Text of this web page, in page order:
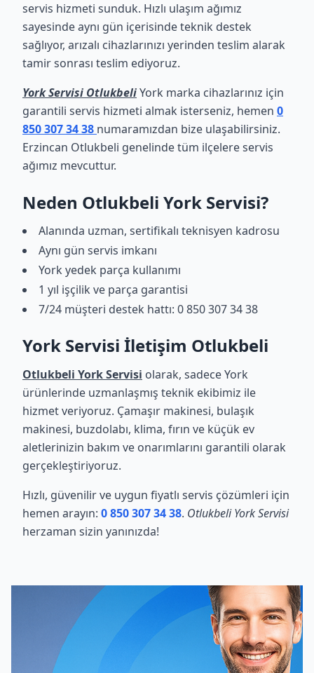
servis hizmeti sunduk. Hızlı ulaşım ağımız
sayesinde aynı gün içerisinde teknik destek
sağlıyor, arızalı cihazlarınızı yerinden teslim alarak
tamir sonrası teslim ediyoruz.
York Servisi OtlukbeliYork marka cihazlarınız için
garantili servis hizmeti almak isterseniz, hemen 0
850 307 34 38 numaramızdan bize ulaşabilirsiniz.
Erzincan Otlukbeli genelinde tüm ilçelere servis
ağımız mevcuttur.
Neden Otlukbeli York Servisi?
Alanında uzman, sertifikalı teknisyen kadrosu
Aynı gün servis imkanı
York yedek parça kullanımı
1 yıl işçilik ve parça garantisi
7/24 müşteri destek hattı: 0 850 307 34 38
York Servisi İletişim Otlukbeli
Otlukbeli York Servisi olarak, sadece York
ürünlerinde uzmanlaşmış teknik ekibimiz ile
hizmet veriyoruz. Çamaşır makinesi, bulaşık
makinesi, buzdolabı, klima, fırın ve küçük ev
aletlerinizin bakım ve onarımlarını garantili olarak
gerçekleştiriyoruz.
Hızlı, güvenilir ve uygun fiyatlı servis çözümleri için
hemen arayın: 0 850 307 34 38. Otlukbeli York Servisi
herzaman sizin yanınızda!